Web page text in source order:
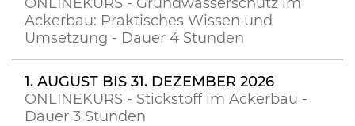
Ackerbau: Praktisches Wissen und
Umsetzung - Dauer 4 Stunden
1. AUGUST BIS 31. DEZEMBER 2026
ONLINEKURS - Stickstoff im Ackerbau -
Dauer 3 Stunden